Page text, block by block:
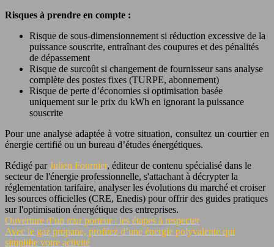
Risques à prendre en compte :
Risque de sous-dimensionnement si réduction excessive de la
puissance souscrite, entraînant des coupures et des pénalités
de dépassement
Risque de surcoût si changement de fournisseur sans analyse
complète des postes fixes (TURPE, abonnement)
Risque de perte d’économies si optimisation basée
uniquement sur le prix du kWh en ignorant la puissance
souscrite
Pour une analyse adaptée à votre situation, consultez un courtier en
énergie certifié ou un bureau d’études énergétiques.
Rédigé parJulien Fournier, éditeur de contenu spécialisé dans le
secteur de l'énergie professionnelle, s'attachant à décrypter la
réglementation tarifaire, analyser les évolutions du marché et croiser
les sources officielles (CRE, Enedis) pour offrir des guides pratiques
sur l'optimisation énergétique des entreprises.
Ouverture d’un mur porteur : les étapes à respecter
Avec le gaz propane, profitez d’une énergie polyvalente qui
simplifie votre activité